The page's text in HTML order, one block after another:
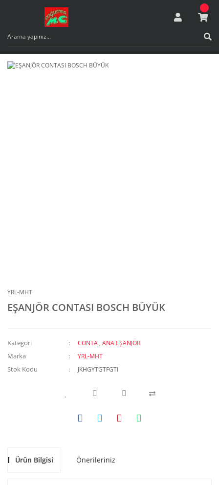
YRL-MHT
EŞANJÖR CONTASI BOSCH BÜYÜK
Kategori CONTA ,ANA EŞANJÖR
Marka YRL-MHT
Stok Kodu JKHGYTGTFGTI
Ürün Bilgisi Önerileriniz